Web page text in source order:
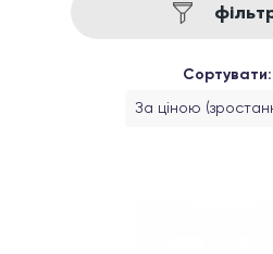
Сортувати:
За ціною